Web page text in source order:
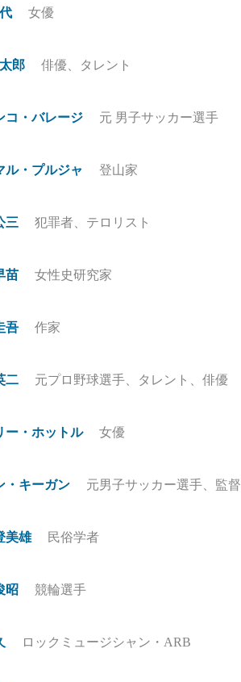
女優
郎 俳優、タレント
コ・バレージ 元 男子サッカー選手
ル・プルジャ 登山家
三 犯罪者、テロリスト
苗 女性史研究家
吾 作家
二 元プロ野球選手、タレント、俳優
ー・ホットル 女優
・キーガン 元男子サッカー選手、監督
美雄 民俗学者
昭 競輪選手
ロックミュージシャン・ARB